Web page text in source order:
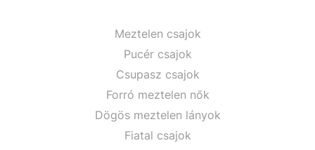
Meztelen csajok
Pucér csajok
Csupasz csajok
Forró meztelen nők
Dögös meztelen lányok
Fiatal csajok